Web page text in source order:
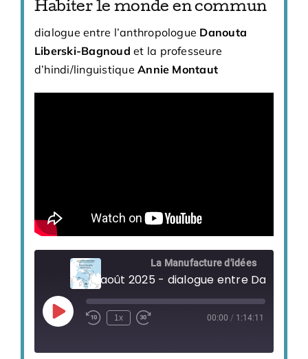
Habiter le monde en commun
dialogue entre l’anthropologue Danouta
Liberski-Bagnoud et la professeure
d’hindi/linguistiqueAnnie Montaut
La Manufacture d'idées
Play
Episode
1x 00:00 / 1:14:11